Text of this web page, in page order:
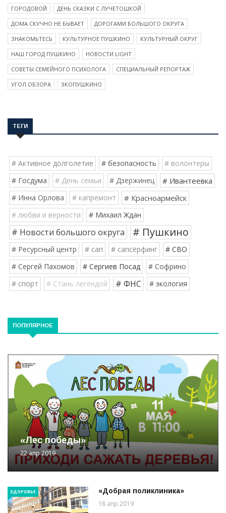
ГОРОДОВОЙ
ДЕНЬ СКАЗКИ С ЛУЧЕТОШКОЙ
ДОМА СКУЧНО НЕ БЫВАЕТ
ДОРОГАМИ БОЛЬШОГО ОКРУГА
ЗНАКОМЬТЕСЬ
КУЛЬТУРНОЕ ПУШКИНО
КУЛЬТУРНЫЙ ОКРУГ
НАШ ГОРОД ПУШКИНО
НОВОСТИ LIGHT
СОВЕТЫ СЕМЕЙНОГО ПСИХОЛОГА
СПЕЦИАЛЬНЫЙ РЕПОРТАЖ
УГОЛ ОБЗОРА
ЭКОПУШКИНО
ТЕГИ
# Активное долголетие # безопасность
# волонтеры
# Госдума
# День семьи # Дзержинец # Ивантеевка
# Инна Орлова # капремонт # Красноармейск
# любви и верности # Михаил Ждан
# Новости большого округа # Пушкино
# Ресурсный центр # сап # сапсёрфинг
# СВО
# Сергей Пахомов
# Сергиев Посад
# Софрино
# спорт
# Стань легендой # ФНС # экология
ПОПУЛЯРНОЕ
«Лес победы»
22 апр 2019
ЗДОРОВЬЕ «Добрая поликлиника»
18 апр 2019